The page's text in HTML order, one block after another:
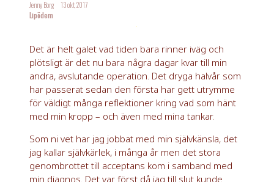
Jenny Borg
13 okt, 2017
Lipödem
Det är helt galet vad tiden bara rinner iväg och
plötsligt är det nu bara några dagar kvar till min
andra, avslutande operation. Det dryga halvår som
har passerat sedan den första har gett utrymme
för väldigt många reflektioner kring vad som hänt
med min kropp – och även med mina tankar.
Som ni vet har jag jobbat med min självkänsla, det
jag kallar självkärlek, i många år men det stora
genombrottet till acceptans kom i samband med
min diagnos. Det var först då jag till slut kunde